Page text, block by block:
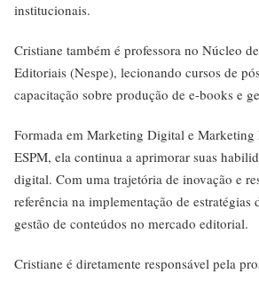
institucionais.
Cristiane também é professora no Núcleo
Editoriais (Nespe), lecionando cursos de
capacitação sobre produção de e-books e
Formada em Marketing Digital e Marketing
ESPM, ela continua a aprimorar suas
digital. Com uma trajetória de inovação e
referência na implementação de
gestão de conteúdos no mercado editorial.
Cristiane é diretamente responsável pela